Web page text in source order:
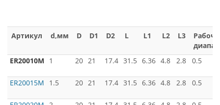
Артикул d,мм D D1 D2 L L1 L2 L3
ER20010M
1 20 21 17.4 31.5 6.36 4.8 2.8 0.5
ER20015M 1.5 20 21 17.4 31.5 6.36 4.8 2.8 0.5